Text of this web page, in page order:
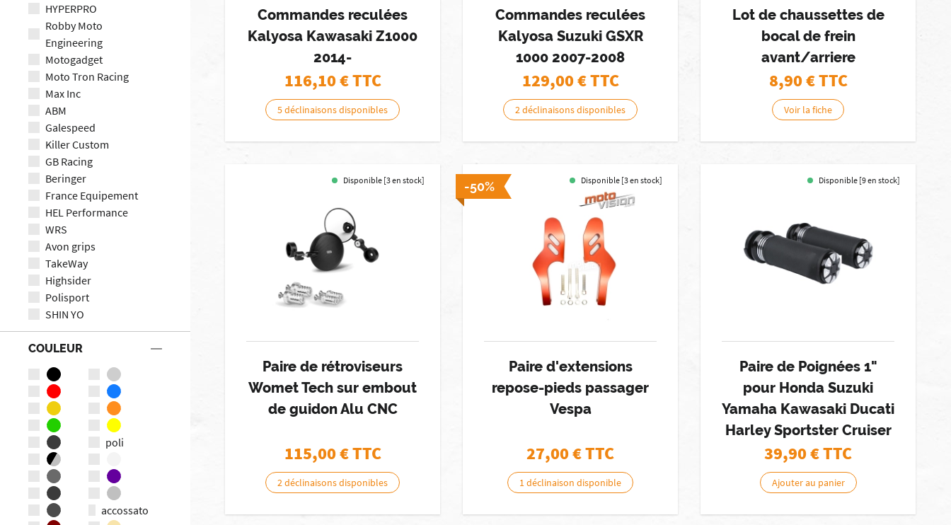
HYPERPRO
Robby Moto
Engineering
Motogadget
Moto Tron Racing
Max Inc
ABM
Galespeed
Killer Custom
GB Racing
Beringer
France Equipement
HEL Performance
WRS
Avon grips
TakeWay
Highsider
Polisport
SHIN YO
COULEUR
poli
accossato
Commandes reculées
Kalyosa Kawasaki Z1000
2014-
116,10€ TTC
5 déclinaisons disponibles
Commandes reculées
Kalyosa Suzuki GSXR
1000 2007-2008
129,00€ TTC
2 déclinaisons disponibles
Lot de chaussettes de
bocal de frein
avant/arriere
8,90€ TTC
Voir la fiche
Disponible [3 en stock]
Paire de rétroviseurs
Womet Tech sur embout
de guidon Alu CNC
115,00€ TTC
2 déclinaisons disponibles
-50% Disponible [3 en stock]
Paire d'extensions
repose-pieds passager
Vespa
27,00€ TTC
1 déclinaison disponible
Disponible [9 en stock]
Paire de Poignées 1"
pour Honda Suzuki
Yamaha Kawasaki Ducati
Harley Sportster Cruiser
39,90€ TTC
Ajouter au panier